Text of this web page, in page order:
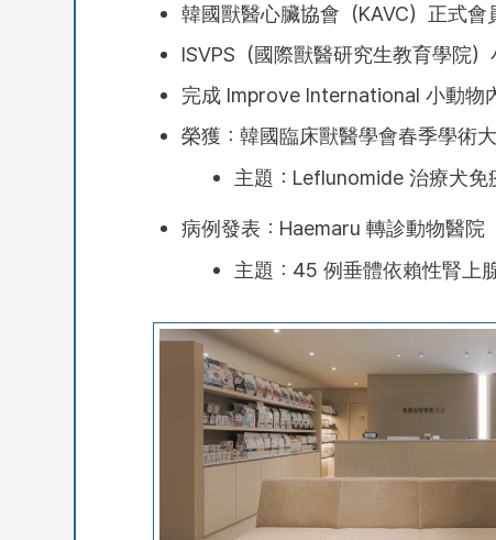
韓國獸醫心臟協會（KAVC）正式會
ISVPS（國際獸醫研究生教育學院
完成 Improve International 小動物
榮獲：韓國臨床獸醫學會春季學術
主題：Leflunomide 治療犬免
病例發表：Haemaru 轉診動物醫院
主題：45 例垂體依賴性腎上